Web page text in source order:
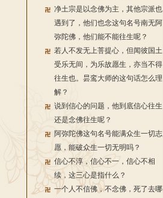
净土宗是以念佛为主，其他宗派也
遇到了，他们也念这句名号南无阿
弥陀佛，他们能不能往生呢？
若人不发无上菩提心，但闻彼国土
受乐无间，为乐故愿生，亦当不得
往生也。昙鸾大师的这句话怎么理
解？
说到信心的问题，他到底信心往生
还是念佛往生呢？
阿弥陀佛这句名号能满众生一切志
愿，能破众生一切无明吗？
信心不淳，信心不一，信心不相
续，这三心是指什么？
一个人不信佛，不念佛，死了去哪